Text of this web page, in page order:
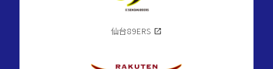
仙台89ERS open_in_new